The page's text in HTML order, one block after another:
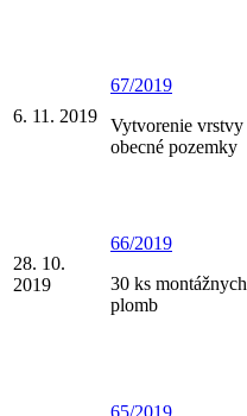
6. 11. 2019
67/2019
Vytvorenie vrstvy
obecné pozemky
28. 10.
2019
66/2019
30 ks montážnych
plomb
65/2019